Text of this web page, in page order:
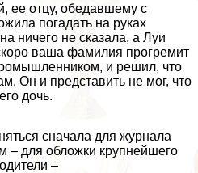
ее отцу, обедавшему с
погадать на руках
ничего не сказала, а Луи
ваша фамилия прогремит
и решил, что
Он и представить не мог, что
дочь.
сначала для журнала
– для обложки крупнейшего
–